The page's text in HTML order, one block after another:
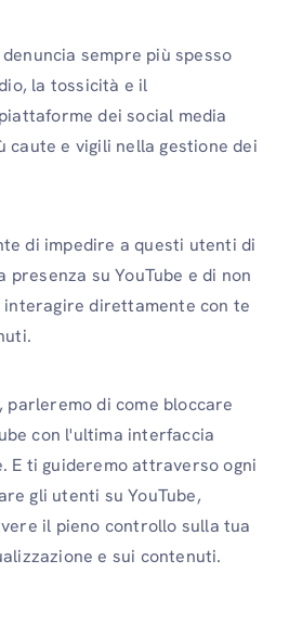
sempre più spesso
la tossicità e il
dei social media
caute e vigili nella gestione dei
di impedire a questi utenti di
su YouTube e di non
direttamente con te
di come bloccare
con l'ultima interfaccia
E ti guideremo attraverso ogni
gli utenti su YouTube,
il pieno controllo sulla tua
e sui contenuti.